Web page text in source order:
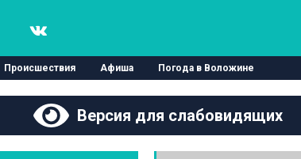
Происшествия Афиша Погода в Воложине
Версия для слабовидящих